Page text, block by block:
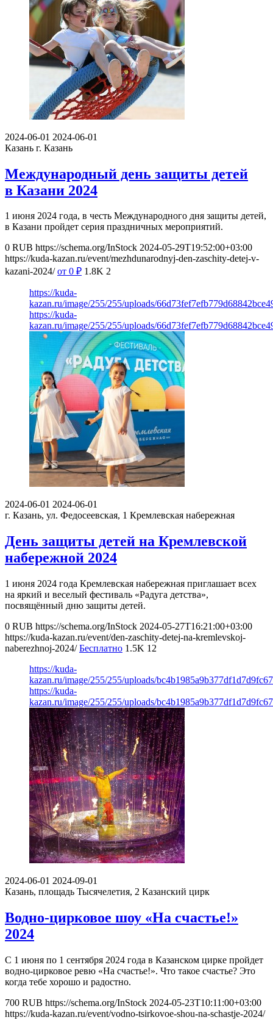
2024-06-01 2024-06-01
Казань г. Казань
Международный день защиты детей
в Казани 2024
1 июня 2024 года, в честь Международного дня защиты детей,
в Казани пройдет серия праздничных мероприятий.
0 RUB https://schema.org/InStock 2024-05-29T19:52:00+03:00
https://kuda-kazan.ru/event/mezhdunarodnyj-den-zaschity-detej-v-
kazani-2024/ от 0 ₽ 1.8K 2
https://kuda-
kazan.ru/image/255/255/uploads/
https://kuda-
kazan.ru/image/255/255/uploads/
2024-06-01 2024-06-01
г. Казань, ул. Федосеевская, 1 Кремлевская набережная
День защиты детей на Кремлевской
набережной 2024
1 июня 2024 года Кремлевская набережная приглашает всех
на яркий и веселый фестиваль «Радуга детства»,
посвящённый дню защиты детей.
0 RUB https://schema.org/InStock 2024-05-27T16:21:00+03:00
https://kuda-kazan.ru/event/den-zaschity-detej-na-kremlevskoj-
naberezhnoj-2024/ Бесплатно 1.5K 12
https://kuda-
kazan.ru/image/255/255/uploads/
https://kuda-
kazan.ru/image/255/255/uploads/
2024-06-01 2024-09-01
Казань, площадь Тысячелетия, 2 Казанский цирк
Водно-цирковое шоу «На счастье!»
2024
С 1 июня по 1 сентября 2024 года в Казанском цирке пройдет
водно-цирковое ревю «На счастье!». Что такое счастье? Это
когда тебе хорошо и радостно.
700 RUB https://schema.org/InStock 2024-05-23T10:11:00+03:00
https://kuda-kazan.ru/event/vodno-tsirkovoe-shou-na-schastje-2024/